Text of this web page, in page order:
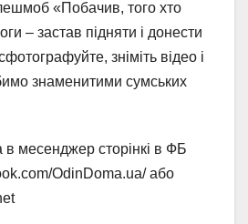
«Побачив, того хто
– застав підняти і донести
зніміть відео і
знаменитими сумських
месенджер сторінкі в ФБ
OdinDoma.ua/ або